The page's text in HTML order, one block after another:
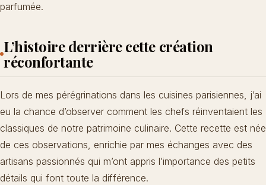
parfumée.
L’histoire derrière cette création
réconfortante
Lors de mes pérégrinations dans les cuisines parisiennes, j’ai
eu la chance d’observer comment les chefs réinventaient les
classiques de notre patrimoine culinaire. Cette recette est née
de ces observations, enrichie par mes échanges avec des
artisans passionnés qui m’ont appris l’importance des petits
détails qui font toute la différence.